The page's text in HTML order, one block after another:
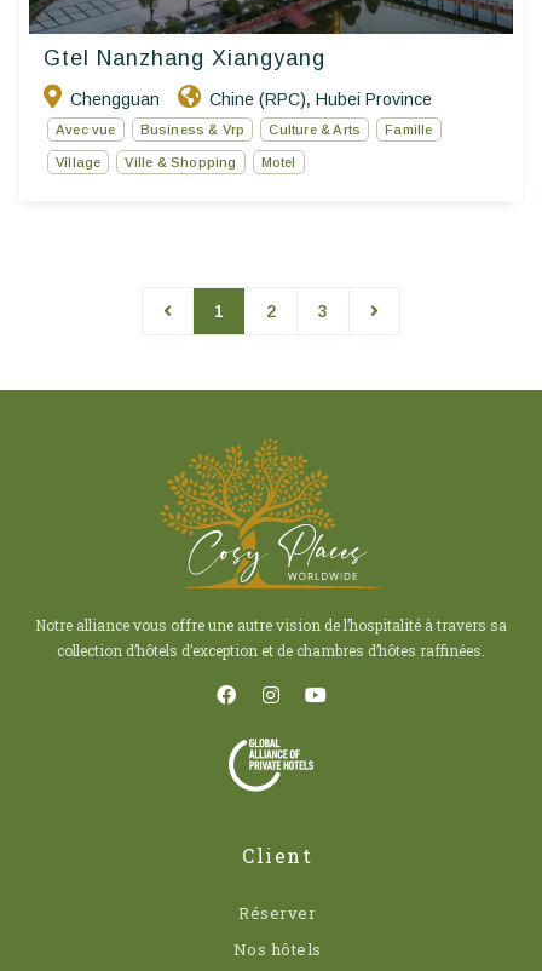
Gtel Nanzhang Xiangyang
Chengguan Chine (RPC), Hubei Province
Avec vue Business & Vrp Culture & Arts Famille
Village Ville & Shopping Motel
1 2 3
Notre alliance vous offre une autre vision de l’hospitalité à travers sa
collection d’hôtels d’exception et de chambres d’hôtes raffinées.
Client
Réserver
Nos hôtels